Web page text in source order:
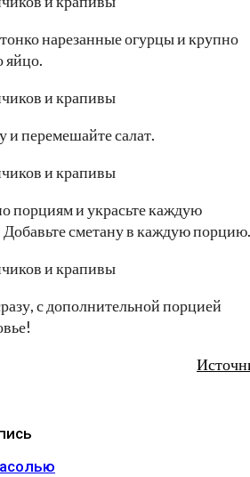
нарезанные огурцы и крупно
яйцо.
и перемешайте салат.
порциям и украсьте каждую
сметану в каждую порцию.
с дополнительной порцией